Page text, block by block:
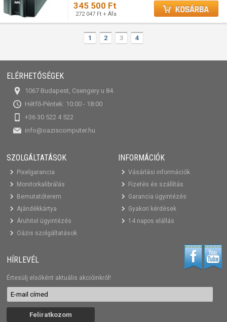
345 500 Ft
272 047 Ft + Áfa
1 2 3 4
ELÉRHETŐSÉGEK
1067 Budapest, Csengery u 84.
Hétfő-Péntek: 10:00 - 18:00
+36 30 522 4 522
info@oaziscomputer.hu
SZOLGÁLTATÁSOK
Pixelgarancia
Monitorkalibrálás
Bemutatóterem
Ajándékkártya
Áruhitel ügyintézés
Oázis szolgáltatások
INFORMÁCIÓK
Vásárlási információk
Fizetés és szállítás
Garancia ügyintézés
Gyakori kérdések
14 napos elállás
HÍRLEVÉL
Értesülj elsőként aktuális akcióinkról!